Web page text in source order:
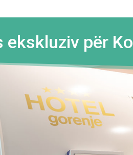
ekskluziv për